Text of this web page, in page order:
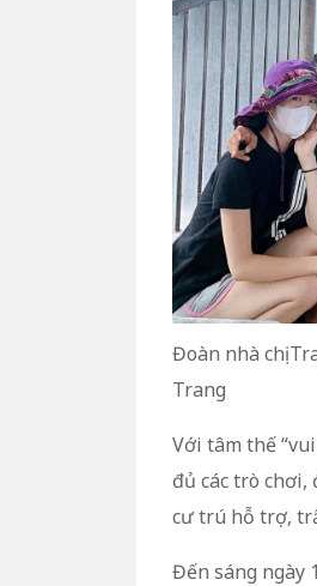
Đoàn nhà chị
Trang
Với tâm thế
đủ các trò
cư trú hỗ trợ,
Đến sáng ngày